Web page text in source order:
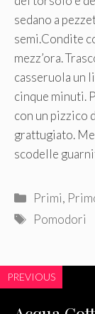
sedano a
semi.Condite
mezz’ora.
casseruola un
cinque minuti.
con un pizzico
grattugiato.
scodelle
Categorie
Primi,
Tag
Pomodori
PREVIOUS